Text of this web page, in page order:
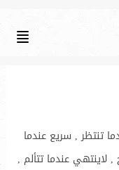
تنتظر , سريع عندما
عندما تتألم ,